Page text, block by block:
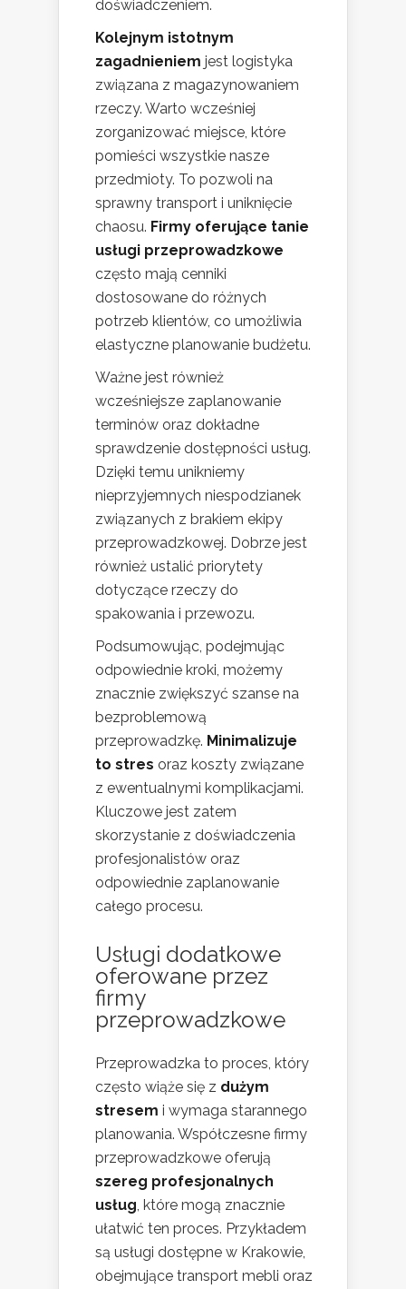
doświadczeniem.
Kolejnym istotnym
zagadnieniem jest logistyka
związana z magazynowaniem
rzeczy. Warto wcześniej
zorganizować miejsce, które
pomieści wszystkie nasze
przedmioty. To pozwoli na
sprawny transport i uniknięcie
chaosu. Firmy oferujące tanie
usługi przeprowadzkowe
często mają cenniki
dostosowane do różnych
potrzeb klientów, co umożliwia
elastyczne planowanie budżetu.
Ważne jest również
wcześniejsze zaplanowanie
terminów oraz dokładne
sprawdzenie dostępności usług.
Dzięki temu unikniemy
nieprzyjemnych niespodzianek
związanych z brakiem ekipy
przeprowadzkowej. Dobrze jest
również ustalić priorytety
dotyczące rzeczy do
spakowania i przewozu.
Podsumowując, podejmując
odpowiednie kroki, możemy
znacznie zwiększyć szanse na
bezproblemową
przeprowadzkę. Minimalizuje
to stres oraz koszty związane
z ewentualnymi komplikacjami.
Kluczowe jest zatem
skorzystanie z doświadczenia
profesjonalistów oraz
odpowiednie zaplanowanie
całego procesu.
Usługi dodatkowe
oferowane przez
firmy
przeprowadzkowe
Przeprowadzka to proces, który
często wiąże się z dużym
stresem i wymaga starannego
planowania. Współczesne firmy
przeprowadzkowe oferują
szereg profesjonalnych
usług , które mogą znacznie
ułatwić ten proces. Przykładem
są usługi dostępne w Krakowie,
obejmujące transport mebli oraz